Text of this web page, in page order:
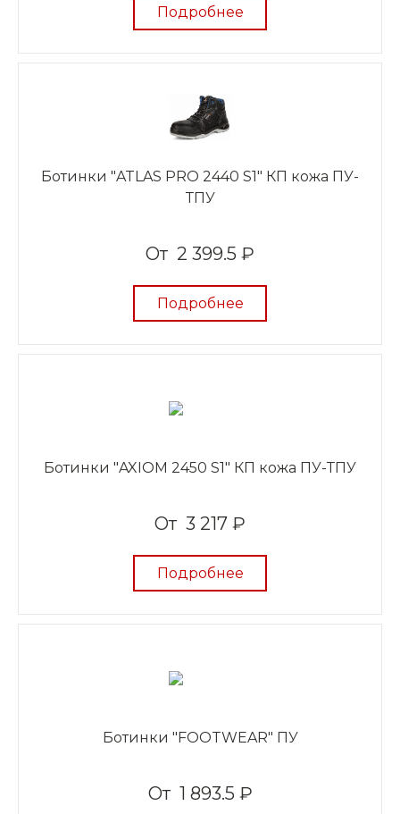
Подробнее
Ботинки "ATLAS PRO 2440 S1" КП кожа ПУ-
ТПУ
От 2 399.5 ₽
Подробнее
Ботинки "AXIOM 2450 S1" КП кожа ПУ-ТПУ
От 3 217 ₽
Подробнее
Ботинки "FOOTWEAR" ПУ
От 1 893.5 ₽